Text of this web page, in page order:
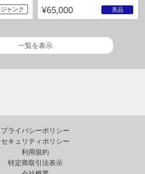
ジャンク ¥65,000 美品
一覧を表示
プライバシーポリシー
セキュリティポリシー
利用規約
特定商取引法表示